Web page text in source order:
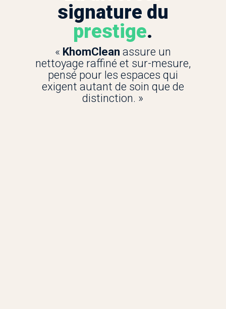
Accueil
Vos Escalators
Vos Surfaces
Marché Public & Grand Compte
À propos
signature du
prestige.
« KhomClean assure un
nettoyage raffiné et sur-mesure,
pensé pour les espaces qui
exigent autant de soin que de
distinction. »